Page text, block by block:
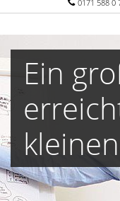
0171 588 0
Ein